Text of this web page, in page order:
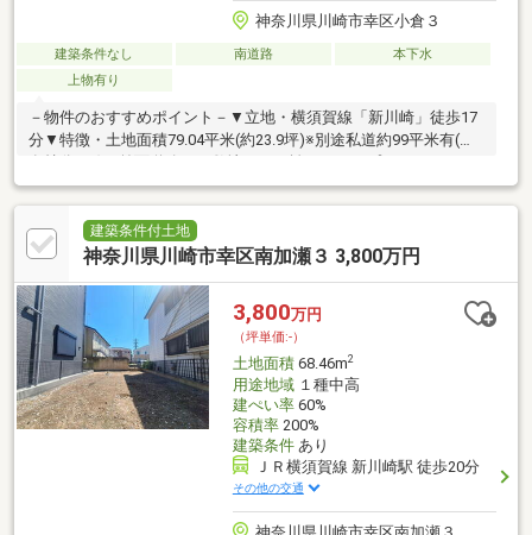
神奈川県川崎市幸区小倉３
建築条件なし 南道路
本下水
上物有り
－物件のおすすめポイント－▼立地・横須賀線「新川崎」徒歩17
分▼特徴・土地面積79.04平米(約23.9坪)※別途私道約99平米有(共
守りやすい土地形状・お好きなハウスメーカー・工務店で建築可
能・現況は古家有、詳細はお問い合わせください▼周辺環境・ま
いばすけっと川崎小倉2丁目店 徒歩7分(約500m)・川崎市立小倉小
学校 徒歩8分(約630m)※容積率は前面道路幅員により180%に制限■
細・ご相談はお気軽にお問い合わせください。
建築条件付土地
神奈川県川崎市幸区南加瀬３ 3,800万円
3,800万円
（坪単価:-）
土地面積68.46m2
用途地域１種中高
建ぺい率60%
容積率200%
建築条件あり
ＪＲ横須賀線 新川崎駅 徒歩20分
その他の交通
神奈川県川崎市幸区南加瀬３